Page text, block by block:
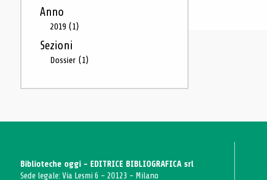
Anno
2019 (1)
Sezioni
Dossier (1)
Biblioteche oggi - EDITRICE BIBLIOGRAFICA srl
Sede legale: Via Lesmi 6 - 20123 - Milano